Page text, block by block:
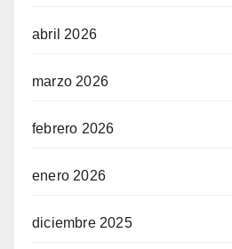
abril 2026
marzo 2026
febrero 2026
enero 2026
diciembre 2025